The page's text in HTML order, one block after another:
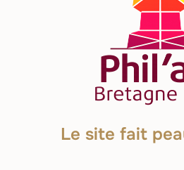
Le site fait